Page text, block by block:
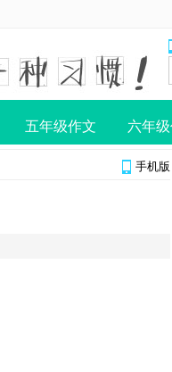
五年级作文 六年
手机版